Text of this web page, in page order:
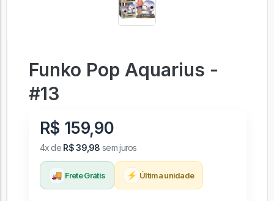
Funko Pop Aquarius -
#13
R$ 159,90
4x de R$ 39,98 sem juros
🚚 Frete Grátis ⚡ Última unidade